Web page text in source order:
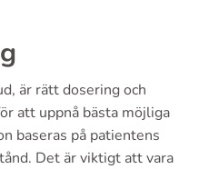
är rätt dosering och
att uppnå bästa möjliga
baseras på patientens
Det är viktigt att vara